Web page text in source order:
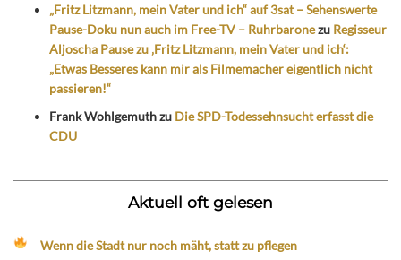
„Fritz Litzmann, mein Vater und ich“ auf 3sat – Sehenswerte
Pause-Doku nun auch im Free-TV – Ruhrbaronezu Regisseur
Aljoscha Pause zu ‚Fritz Litzmann, mein Vater und ich‘:
„Etwas Besseres kann mir als Filmemacher eigentlich nicht
passieren!“
Frank Wohlgemuthzu Die SPD-Todessehnsucht erfasst die
CDU
Aktuell oft gelesen
Wenn die Stadt nur noch mäht, statt zu pflegen